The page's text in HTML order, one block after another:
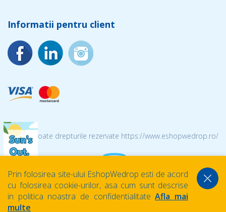
Informatii pentru client
© 2026 Toate drepturile rezervate https://www.eshopwedrop.ro/
Prin folosirea site-ului EshopWedrop esti de acord
cu folosirea cookie-urilor, asa cum sunt descrise
in politica noastra de confidentialitateAfla mai
multe